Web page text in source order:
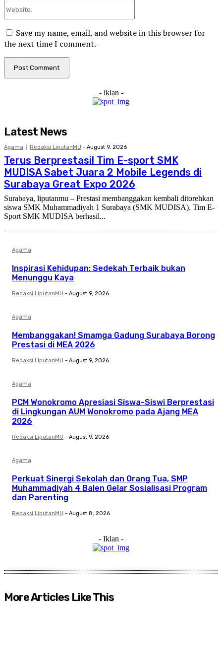
Save my name, email, and website in this browser for
the next time I comment.
- iklan -
Latest News
Agama Redaksi LiputanMU - August 9, 2026
Terus Berprestasi! Tim E-sport SMK
MUDISA Sabet Juara 2 Mobile Legends di
Surabaya Great Expo 2026
Surabaya, liputanmu – Prestasi membanggakan kembali ditorehkan
siswa SMK Muhammadiyah 1 Surabaya (SMK MUDISA). Tim E-
Sport SMK MUDISA berhasil...
Agama
Inspirasi Kehidupan: Sedekah Terbaik bukan
Menunggu Kaya
Redaksi LiputanMU - August 9, 2026
Agama
Membanggakan! Smamga Gadung Surabaya Borong
Prestasi di MEA 2026
Redaksi LiputanMU - August 9, 2026
Agama
PCM Wonokromo Apresiasi Siswa-Siswi Berprestasi
di Lingkungan AUM Wonokromo pada Ajang MEA
2026
Redaksi LiputanMU - August 9, 2026
Agama
Perkuat Sinergi Sekolah dan Orang Tua, SMP
Muhammadiyah 4 Balen Gelar Sosialisasi Program
dan Parenting
Redaksi LiputanMU - August 8, 2026
- Iklan -
More Articles Like This